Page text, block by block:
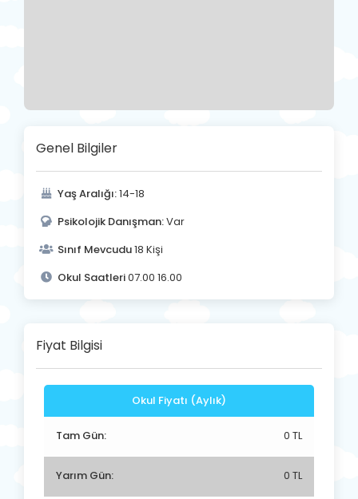
Genel Bilgiler
Yaş Aralığı:14-18
Psikolojik Danışman:Var
Sınıf Mevcudu18 Kişi
Okul Saatleri07.00 16.00
Fiyat Bilgisi
Okul Fiyatı (Aylık)
Tam Gün: 0 TL
Yarım Gün: 0 TL